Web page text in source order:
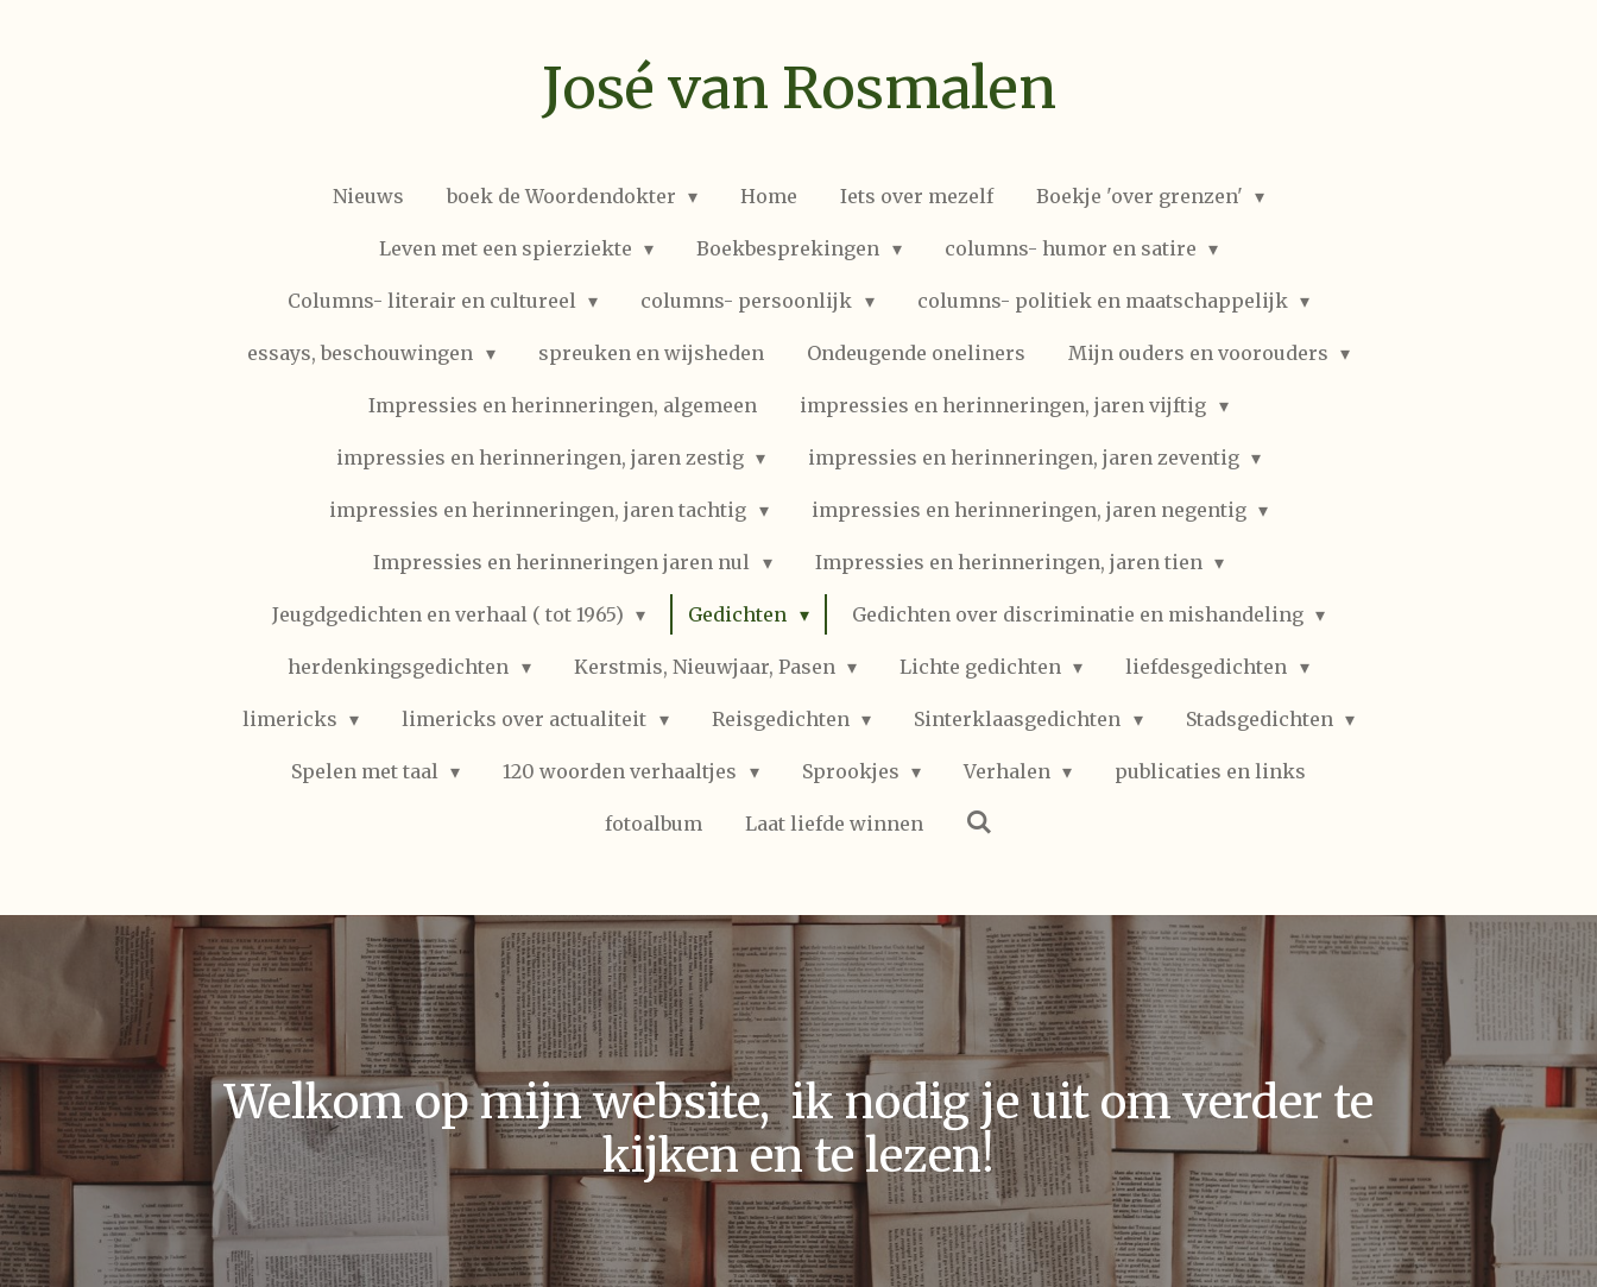
José van Rosmalen
Nieuws boek de Woordendokter Home Iets over mezelf Boekje 'over grenzen'
Leven met een spierziekte Boekbesprekingen columns- humor en satire
Columns- literair en cultureel columns- persoonlijk columns- politiek en maatschappelijk
essays, beschouwingen spreuken en wijsheden Ondeugende oneliners Mijn ouders en voorouders
Impressies en herinneringen, algemeen impressies en herinneringen, jaren vijftig
impressies en herinneringen, jaren zestig impressies en herinneringen, jaren zeventig
impressies en herinneringen, jaren tachtig impressies en herinneringen, jaren negentig
Impressies en herinneringen jaren nul Impressies en herinneringen, jaren tien
Jeugdgedichten en verhaal ( tot 1965) Gedichten Gedichten over discriminatie en mishandeling
herdenkingsgedichten Kerstmis, Nieuwjaar, Pasen Lichte gedichten liefdesgedichten
limericks limericks over actualiteit Reisgedichten Sinterklaasgedichten Stadsgedichten
Spelen met taal 120 woorden verhaaltjes Sprookjes Verhalen publicaties en links
fotoalbum Laat liefde winnen
Welkom op mijn website, ik nodig je uit om verder te
kijken en te lezen!